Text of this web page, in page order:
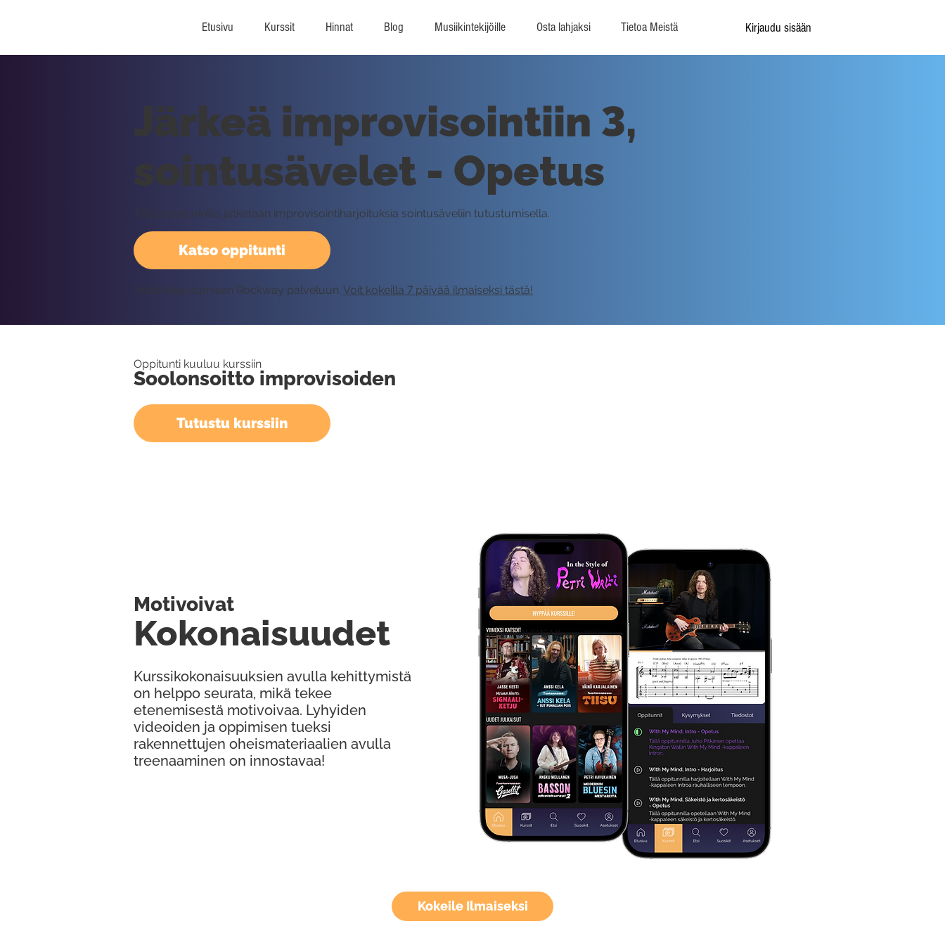
Etusivu Kurssit Hinnat Blog Musiikintekijöille Osta lahjaksi Tietoa Meistä Kirjaudu sisään
Kokeile Ilmaiseksi
Katso oppitunti
Järkeä improvisointiin 3,
sointusävelet - Opetus
Tällä oppitunnilla jatketaan improvisointiharjoituksia sointusäveliin tutustumisella.
Vaatii kirjautumisen Rockway palveluun. Voit kokeilla 7 päivää ilmaiseksi tästä!
Oppitunti kuuluu kurssiin
Soolonsoitto improvisoiden
Tutustu kurssiin
Kurssikokonaisuuksien avulla kehittymistä
on helppo seurata, mikä tekee
etenemisestä motivoivaa. Lyhyiden
videoiden ja oppimisen tueksi
rakennettujen oheismateriaalien avulla
treenaaminen on innostavaa!
Kokonaisuudet
Motivoivat